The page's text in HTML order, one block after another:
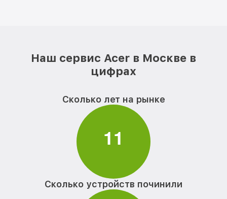
Наш сервис Acer в Москве в
цифрах
Сколько лет на рынке
11
Сколько устройств починили